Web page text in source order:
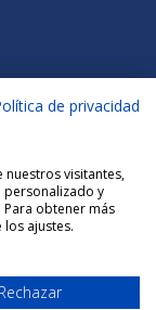
Cristóbal de
de privacidad
nuestros visitantes,
y
obtener más
ajustes.
Rechazar